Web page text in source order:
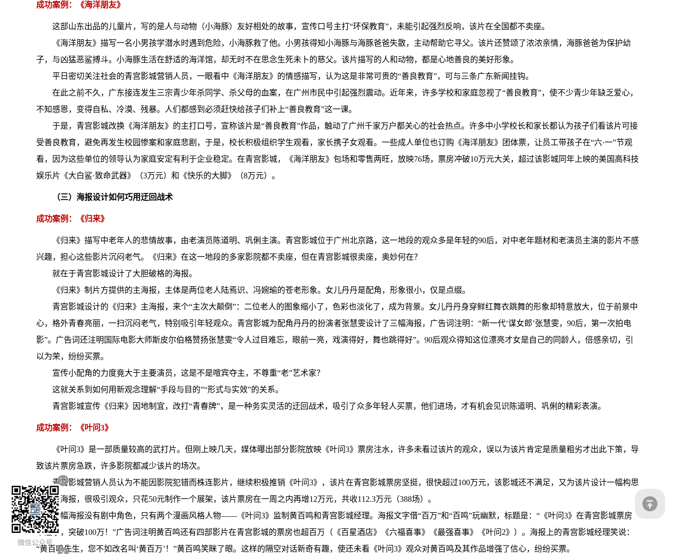
成功案例：《海洋朋友》
这部山东出品的儿童片，写的是人与动物（小海豚）友好相处的故事，宣传口号主打“环保教育”，未能引起强烈反响，该片在全国都不卖座。
《海洋朋友》描写一名小男孩学潜水时遇到危险，小海豚救了他。小男孩得知小海豚与海豚爸爸失散，主动帮助它寻父。该片还赞颂了浓浓亲情，海豚爸爸为保护幼
子，与凶猛恶鲨搏斗。小海豚生活在舒适的海洋馆，却无时不在思念生死未卜的慈父。该片描写的人和动物，都是心地善良的美好形象。
平日密切关注社会的青宫影城营销人员，一眼看中《海洋朋友》的情感描写，认为这是非常可贵的“善良教育”，可与三条广东新闻挂钩。
在此之前不久，广东接连发生三宗青少年杀同学、杀父母的血案，在广州市民中引起强烈震动。近年来，许多学校和家庭忽视了“善良教育”，使不少青少年缺乏爱心，
不知感恩，变得自私、冷漠、残暴。人们都感到必须赶快给孩子们补上“善良教育”这一课。
于是，青宫影城改换《海洋朋友》的主打口号，宣称该片是“善良教育”作品，触动了广州千家万户都关心的社会热点。许多中小学校长和家长都认为孩子们看该片可接
受善良教育，避免再发生校园惨案和家庭悲剧，于是，校长积极组织学生观看，家长携子女观看。一些成人单位也订购《海洋朋友》团体票，让员工带孩子在“六·一”节观
看，因为这些单位的领导认为家庭安定有利于企业稳定。在青宫影城，《海洋朋友》包场和零售两旺，放映76场，票房冲破10万元大关，超过该影城同年上映的美国高科技
娱乐片《大白鲨·致命武器》（3万元）和《快乐的大脚》（8万元）。
（三）海报设计如何巧用迂回战术
成功案例：《归来》
《归来》描写中老年人的悲情故事，由老演员陈道明、巩俐主演。青宫影城位于广州北京路，这一地段的观众多是年轻的90后，对中老年题材和老演员主演的影片不感
兴趣，担心这些影片沉闷老气。《归来》在这一地段的多家影院都不卖座，但在青宫影城很卖座，奥妙何在？
就在于青宫影城设计了大胆破格的海报。
《归来》制片方提供的主海报，主体是两位老人陆焉识、冯婉瑜的苍老形象。女儿丹丹是配角，形象很小，仅是点缀。
青宫影城设计的《归来》主海报，来个“主次大颠倒”：二位老人的图象缩小了，色彩也淡化了，成为背景。女儿丹丹身穿鲜红舞衣跳舞的形象却特意放大，位于前景中
心，格外青春亮丽，一扫沉闷老气，特别吸引年轻观众。青宫影城为配角丹丹的扮演者张慧雯设计了三幅海报，广告词注明：“新一代‘谋女郎’张慧雯，90后，第一次拍电
影”。广告词还注明国际电影大师斯皮尔伯格赞扬张慧雯“令人过目难忘，眼前一亮，戏演得好，舞也跳得好”。90后观众得知这位漂亮才女是自己的同龄人，倍感亲切，引
以为荣，纷纷买票。
宣传小配角的力度竟大于主要演员，这是不是喧宾夺主，不尊重“老”艺术家？
这就关系到如何用新观念理解“手段与目的”“形式与实效”的关系。
青宫影城宣传《归来》因地制宜，改打“青春牌”，是一种务实灵活的迂回战术，吸引了众多年轻人买票，他们进场，才有机会见识陈道明、巩俐的精彩表演。
成功案例：《叶问3》
《叶问3》是一部质量较高的武打片。但刚上映几天，媒体曝出部分影院放映《叶问3》票房注水，许多未看过该片的观众，误以为该片肯定是质量粗劣才出此下策，导
致该片票房急跌，许多影院都减少该片的场次。
青宫影城营销人员认为不能因影院犯错而株连影片，继续积极推销《叶问3》，该片在青宫影城票房坚挺，很快超过100万元，该影城还不满足，又为该片设计一幅构思
奇特的海报，很吸引观众，只花50元制作一个展架，该片票房在一周之内再增12万元，共收112.3万元（388场）。
这幅海报没有剧中角色，只有两个漫画风格人物——《叶问3》监制黄百鸣和青宫影城经理。海报文字借“百万”和“百鸣”玩幽默，标题是：“《叶问3》在青宫影城票房
不注水，突破100万！”广告词注明黄百鸣还有四部影片在青宫影城的票房也超百万（《百星酒店》《六福喜事》《最强喜事》《叶问2》）。海报上的青宫影城经理笑说：
“黄百鸣先生，您不如改名叫‘黄百万’！”黄百鸣笑眯了眼。这样的隔空对话新奇有趣，使还未看《叶问3》观众对黄百鸣及其作品增强了信心，纷纷买票。
微信公众号